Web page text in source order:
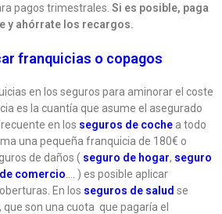
pagos trimestrales. Si es posible, paga
y ahórrate los recargos.
franquicias o copagos
en los seguros para aminorar el coste
es la cuantía que asume el asegurado
en los seguros de coche a todo
una pequeña franquicia de 180€ o
de daños ( seguro de hogar, seguro
comercio …. ) es posible aplicar
En los seguros de salud se
son una cuota que pagaría el